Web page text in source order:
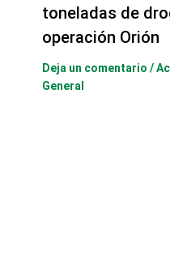
toneladas de
operación Orión
Deja un comentario /
General